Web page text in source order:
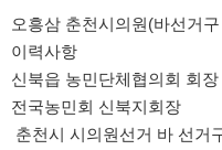
오흥삼 춘천시의원(바선거
이력사항
신북읍 농민단체협의회 회장
전국농민회 신북지회장
춘천시 시의원선거 바 선거